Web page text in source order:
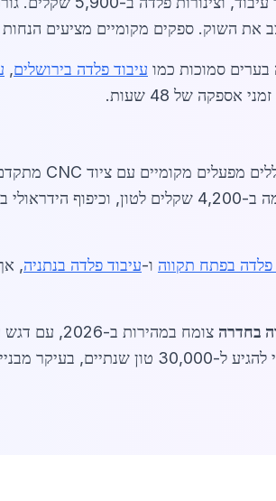
ספקים מקומיים מציעים הנחות ללקוחות גדולים,
סמוכות כמו עיבוד פלדה בירושלים,
של 48 שעות.
פלדה בפתח תקווה ו-עיבוד פלדה בנתניה,
בחדרה
צומח